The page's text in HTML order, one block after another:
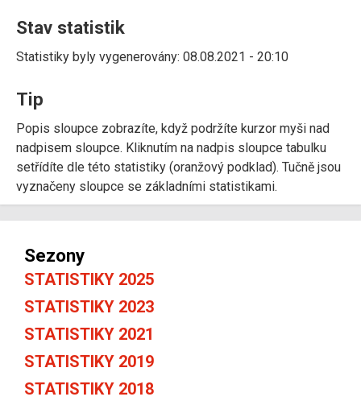
Stav statistik
Statistiky byly vygenerovány: 08.08.2021 - 20:10
Tip
Popis sloupce zobrazíte, když podržíte kurzor myši nad
nadpisem sloupce. Kliknutím na nadpis sloupce tabulku
setřídíte dle této statistiky (oranžový podklad). Tučně jsou
vyznačeny sloupce se základními statistikami.
Sezony
STATISTIKY 2025
STATISTIKY 2023
STATISTIKY 2021
STATISTIKY 2019
STATISTIKY 2018